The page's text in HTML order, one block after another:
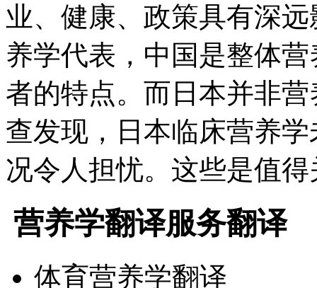
业、健康、政策具有深
养学代表，中国是整体
者的特点。而日本并非
查发现，日本临床营养
况令人担忧。这些是值
营养学翻译服务翻译
体育营养学翻译